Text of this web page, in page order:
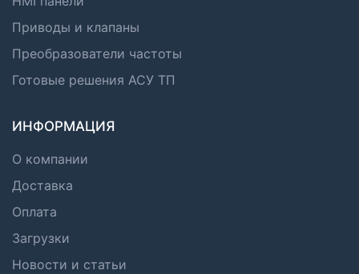
Приводы и клапаны
Преобразователи частоты
Готовые решения АСУ ТП
ИНФОРМАЦИЯ
О компании
Доставка
Оплата
Загрузки
Новости и статьи